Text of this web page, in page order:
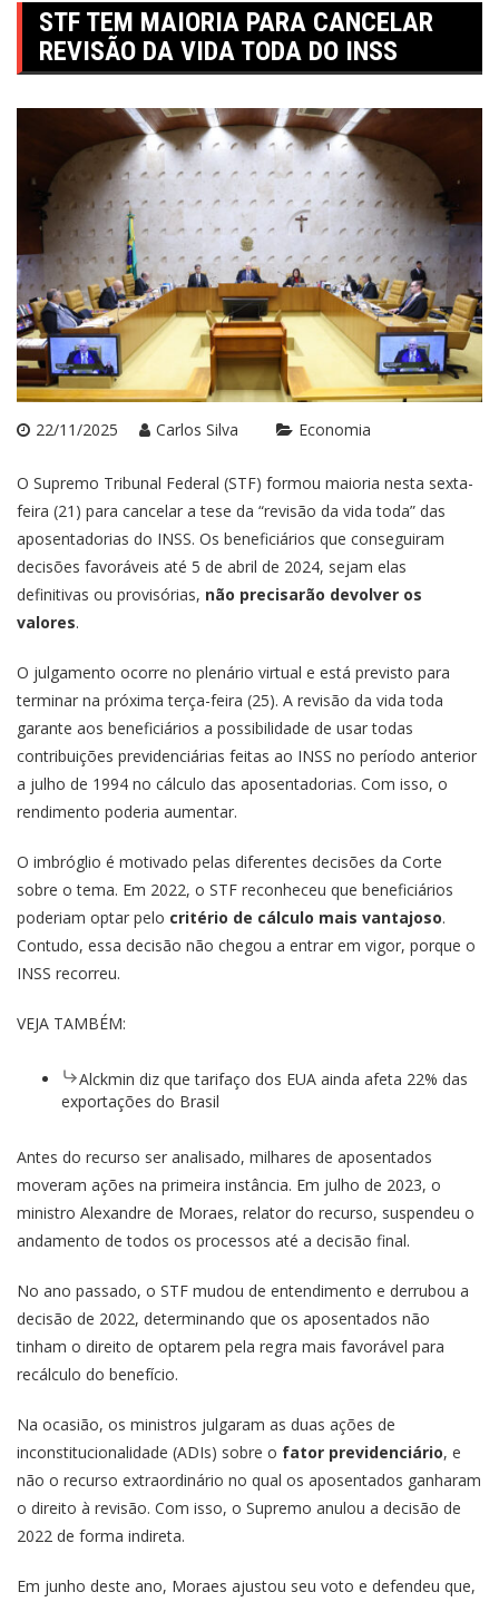
STF TEM MAIORIA PARA CANCELAR
REVISÃO DA VIDA TODA DO INSS
22/11/2025 Carlos Silva Economia
O Supremo Tribunal Federal (STF) formou maioria nesta sexta-
feira (21) para cancelar a tese da “revisão da vida toda” das
aposentadorias do INSS. Os beneficiários que conseguiram
decisões favoráveis até 5 de abril de 2024, sejam elas
definitivas ou provisórias, não precisarão devolver os
valores.
O julgamento ocorre no plenário virtual e está previsto para
terminar na próxima terça-feira (25). A revisão da vida toda
garante aos beneficiários a possibilidade de usar todas
contribuições previdenciárias feitas ao INSS no período anterior
a julho de 1994 no cálculo das aposentadorias. Com isso, o
rendimento poderia aumentar.
O imbróglio é motivado pelas diferentes decisões da Corte
sobre o tema. Em 2022, o STF reconheceu que beneficiários
poderiam optar pelo critério de cálculo mais vantajoso.
Contudo, essa decisão não chegou a entrar em vigor, porque o
INSS recorreu.
VEJA TAMBÉM:
Alckmin diz que tarifaço dos EUA ainda afeta 22% das
exportações do Brasil
Antes do recurso ser analisado, milhares de aposentados
moveram ações na primeira instância. Em julho de 2023, o
ministro Alexandre de Moraes, relator do recurso, suspendeu o
andamento de todos os processos até a decisão final.
No ano passado, o STF mudou de entendimento e derrubou a
decisão de 2022, determinando que os aposentados não
tinham o direito de optarem pela regra mais favorável para
recálculo do benefício.
Na ocasião, os ministros julgaram as duas ações de
inconstitucionalidade (ADIs) sobre o fator previdenciário, e
não o recurso extraordinário no qual os aposentados ganharam
o direito à revisão. Com isso, o Supremo anulou a decisão de
2022 de forma indireta.
Em junho deste ano, Moraes ajustou seu voto e defendeu que,